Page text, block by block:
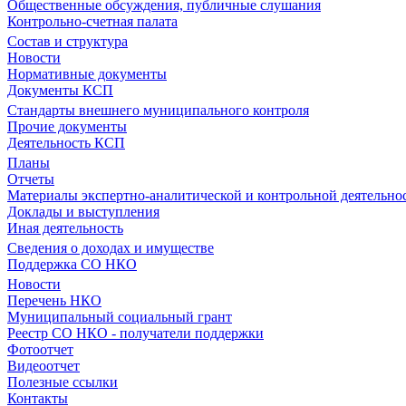
Общественные обсуждения, публичные слушания
Контрольно-счетная палата
Состав и структура
Новости
Нормативные документы
Документы КСП
Стандарты внешнего муниципального контроля
Прочие документы
Деятельность КСП
Планы
Отчеты
Материалы экспертно-аналитической и контрольной
Доклады и выступления
Иная деятельность
Сведения о доходах и имуществе
Поддержка СО НКО
Новости
Перечень НКО
Муниципальный социальный грант
Реестр СО НКО - получатели поддержки
Фотоотчет
Видеоотчет
Полезные ссылки
Контакты